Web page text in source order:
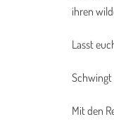
ihren
Lasst
Mit den